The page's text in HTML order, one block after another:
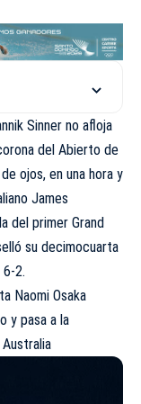
Sinner no afloja
del Abierto de
ojos, en una hora y
James
del primer Grand
su decimocuarta
2.
Naomi Osaka
y pasa a la